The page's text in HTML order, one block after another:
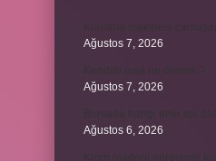
Ağustos 7, 2026
Ağustos 7, 2026
Ağustos 6, 2026